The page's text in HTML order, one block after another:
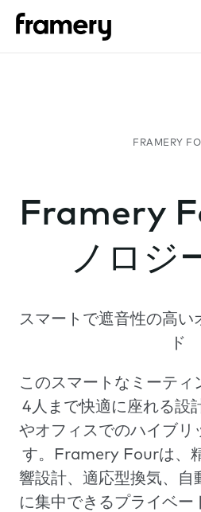
Framery
ノロジ
スマートで遮音性の高い
ド
このスマートなミーティ
4人まで快適に座れる設
やオフィスでのハイブリ
す。Framery Fourは、
響設計、適応型換気、自
に集中できるプライベー